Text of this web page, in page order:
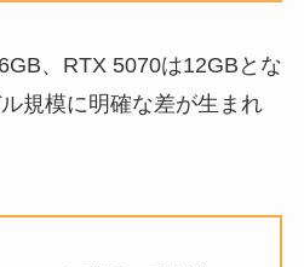
、RTX 5070は12GBとな
規模に明確な差が生まれ